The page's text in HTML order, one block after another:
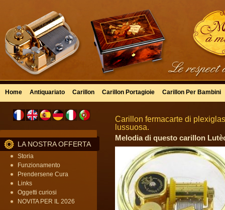
Home Antiquariato Carillon Carillon Portagioie Carillon Per Bambini
LA NOSTRA OFFERTA
Storia
Funzionamento
Prendersene Cura
Links
Oggetti curiosi
NOVITA PER IL 2026
Carillon fermacarte di
lussuosa.
Melodia di questo carillon